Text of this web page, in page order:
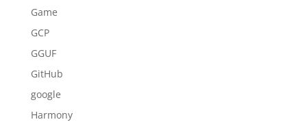
Game
GCP
GGUF
GitHub
google
Harmony